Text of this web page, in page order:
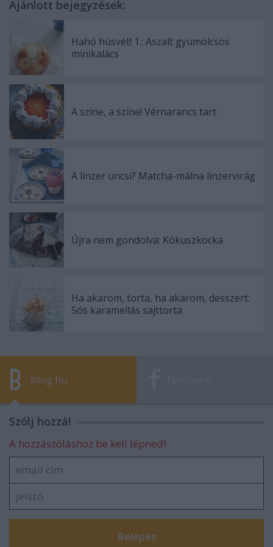
Ajánlott bejegyzések:
Hahó húsvét! 1.: Aszalt gyümölcsös
minikalács
A színe, a színe! Vérnarancs tart
A linzer uncsi? Matcha-málna linzervirág
Újra nem gondolva: Kókuszkocka
Ha akarom, torta, ha akarom, desszert:
Sós karamellás sajttorta
blog.hu
Szólj hozzá!
A hozzászóláshoz be kell lépned!